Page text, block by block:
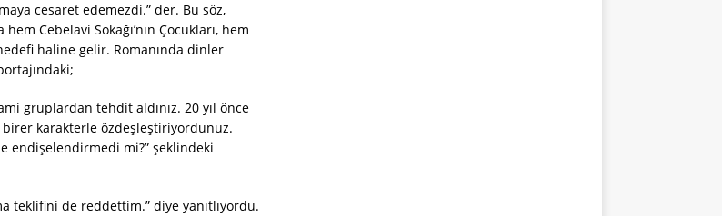
cesaret edemezdi.” der. Bu söz,
Cebelavi Sokağı’nın Çocukları, hem
haline gelir. Romanında dinler
gruplardan tehdit aldınız. 20 yıl önce
birer karakterle özdeşleştiriyordunuz.
endişelendirmedi mi?” şeklindeki
teklifini de reddettim.” diye yanıtlıyordu.